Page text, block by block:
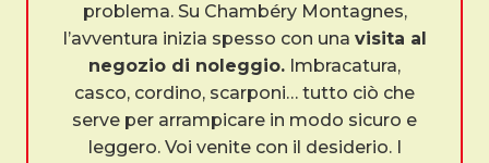
problema. Su Chambéry Montagnes,
l’avventura inizia spesso con una visita al
negozio di noleggio. Imbracatura,
casco, cordino, scarponi… tutto ciò che
serve per arrampicare in modo sicuro e
leggero. Voi venite con il desiderio. I